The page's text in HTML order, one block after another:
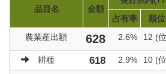
品目名 金額
占有率
順位
農業産出額
628 2.6% 12 (
耕種 618 2.9% 10 (